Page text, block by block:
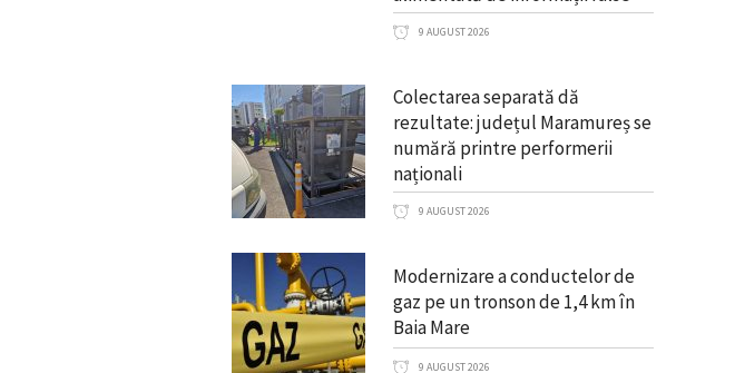
9 AUGUST 2026
Colectarea separată dă
rezultate: județul Maramureș se
numără printre performerii
naționali
9 AUGUST 2026
Modernizare a conductelor de
gaz pe un tronson de 1,4 km în
Baia Mare
9 AUGUST 2026